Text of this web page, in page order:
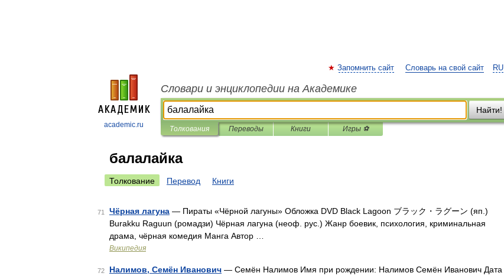
academic.ru
RU
Запомнить сайт Словарь на свой сайт
Словари и энциклопедии на Академике
Найти!
Толкования Переводы Книги Игры ⚽
балалайка
Толкование Перевод Книги
71 Чёрная лагуна — Пираты «Чёрной лагуны» Обложка DVD Black Lagoon ブラック・ラグーン (яп.)
Burakku Raguun (ромадзи) Чёрная лагуна (неоф. рус.) Жанр боевик, психология, криминальная
драма, чёрная комедия Манга Автор …
Википедия
72 Налимов, Семён Иванович — Семён Налимов Имя при рождении: Налимов Семён Иванович Дата